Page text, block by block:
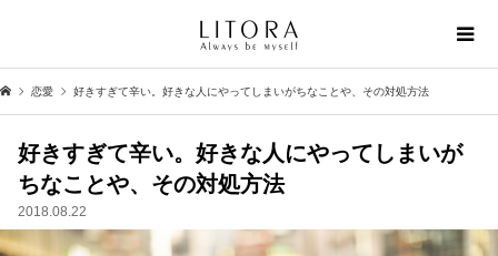
恋愛 好きすぎて辛い。好きな人にやってしまいがちなことや、その対処方法
好きすぎて辛い。好きな人にやってしまいが
ちなことや、その対処方法
2018.08.22